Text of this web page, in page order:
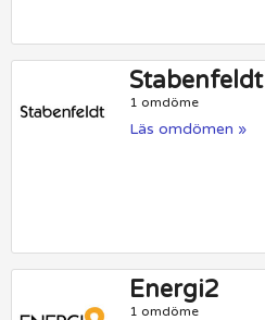
Stabenfeldt
1 omdöme
Läs omdömen »
Energi2
1 omdöme